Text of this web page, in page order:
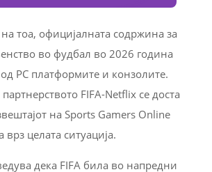
на тоа, официјалната содржина за
во фудбал во 2026 година
PC платформите и конзолите.
FIFA-Netflix се доста
на Sports Gamers Online
целата ситуација.
дека FIFA била во напредни